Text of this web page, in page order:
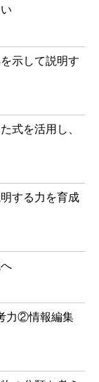
示して説明す
式を活用し、
する力を育成
力②情報編集